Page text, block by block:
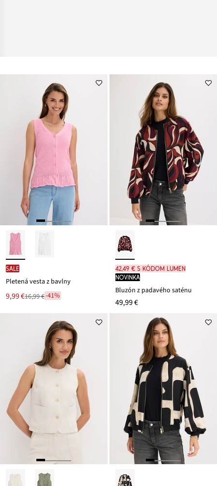
SALE
Pletená vesta z bavlny
Nová
cena
je
9,99 €
Zľava16,99 €-41%
42,49 € s kódom LUMEN
novinka
Bluzón z padavého saténu
49,99 €